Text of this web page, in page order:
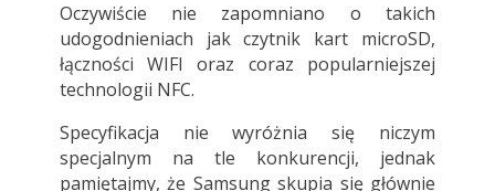
Oczywiście nie zapomniano o takich
udogodnieniach jak czytnik kart microSD,
łączności WIFI oraz coraz popularniejszej
technologii NFC.
Specyfikacja nie wyróżnia się niczym
specjalnym na tle konkurencji, jednak
pamiętajmy, że Samsung skupia się głównie